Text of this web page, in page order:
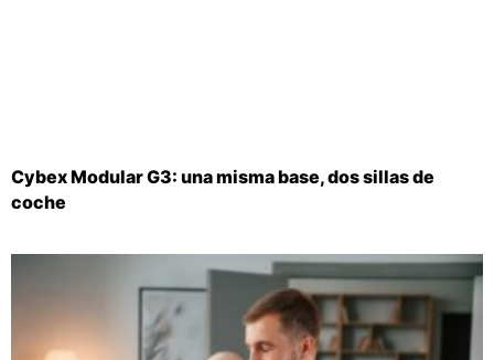
Cybex Modular G3: una misma base, dos sillas de
coche